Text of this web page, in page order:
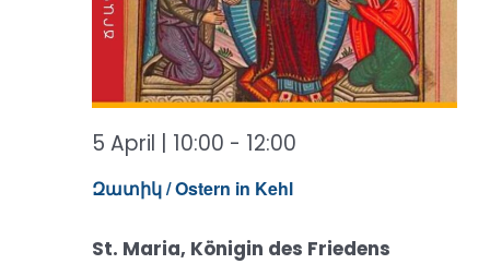
Զատիկ / Ostern in Kehl
5 April | 10:00 - 12:00
St. Maria, Königin des Friedens